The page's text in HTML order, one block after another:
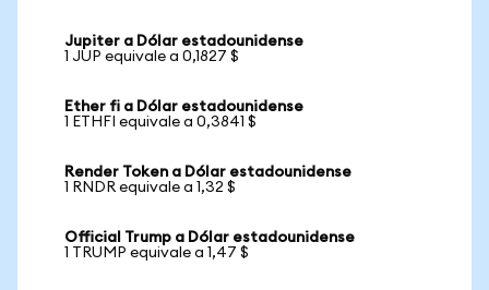
Jupiter a Dólar estadounidense
1 JUP equivale a 0,1827 $
Ether fi a Dólar estadounidense
1 ETHFI equivale a 0,3841 $
Render Token a Dólar estadounidense
1 RNDR equivale a 1,32 $
Official Trump a Dólar estadounidense
1 TRUMP equivale a 1,47 $